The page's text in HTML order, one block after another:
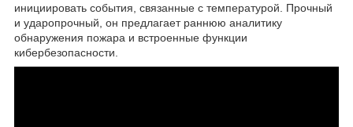
инициировать события, связанные с температурой. Прочный
и ударопрочный, он предлагает раннюю аналитику
обнаружения пожара и встроенные функции
кибербезопасности.